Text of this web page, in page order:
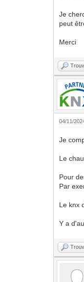
Je
peut
Merci
04/11/
Je
Le
Pour
Par
Le knx
Y a